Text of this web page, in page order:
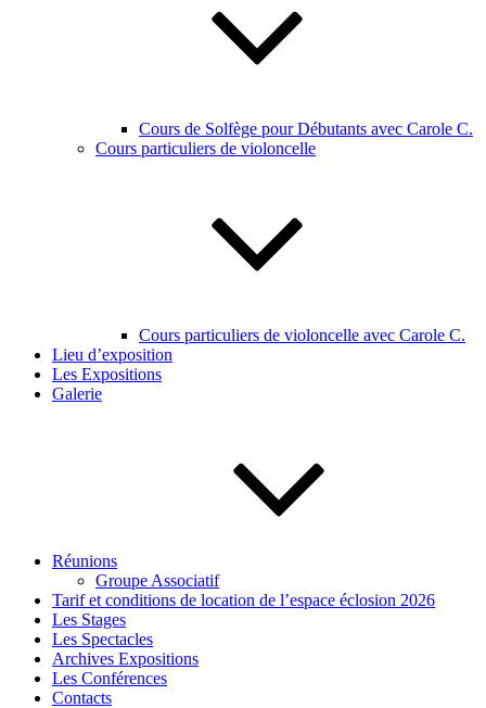
Cours de Solfège pour Débutants avec Carole C.
Cours particuliers de violoncelle
Cours particuliers de violoncelle avec Carole C.
Lieu d’exposition
Les Expositions
Galerie
Réunions
Groupe Associatif
Tarif et conditions de location de l’espace éclosion 2026
Les Stages
Les Spectacles
Archives Expositions
Les Conférences
Contacts